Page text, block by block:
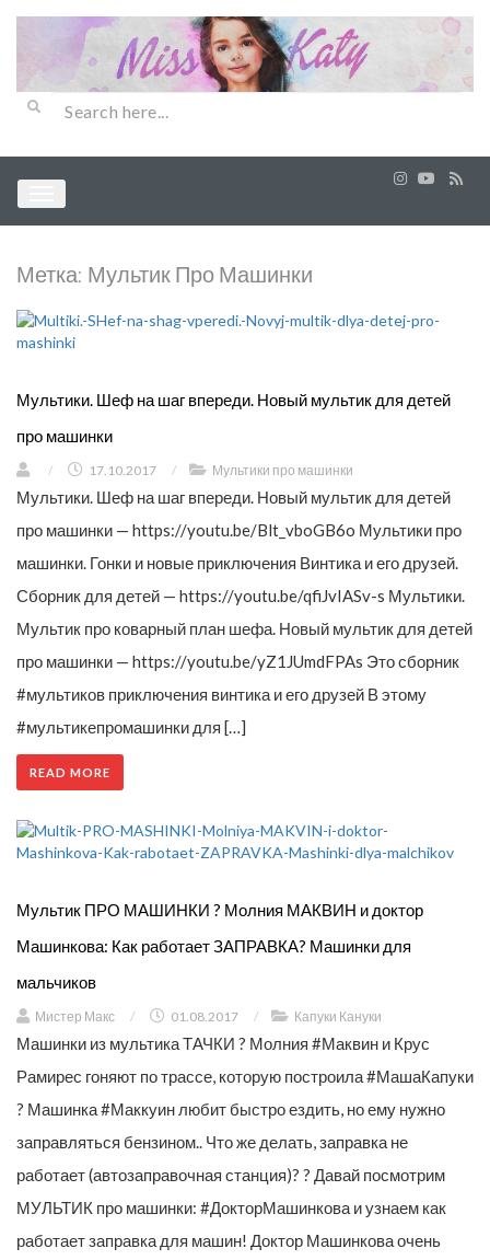
Метка: Мультик Про Машинки
Мультики. Шеф на шаг впереди. Новый мультик для детей
про машинки
/ 17.10.2017 / Мультики про машинки
Мультики. Шеф на шаг впереди. Новый мультик для детей
про машинки — https://youtu.be/Blt_vboGB6o Мультики про
машинки. Гонки и новые приключения Винтика и его друзей.
Сборник для детей — https://youtu.be/qfiJvIASv-s Мультики.
Мультик про коварный план шефа. Новый мультик для детей
про машинки — https://youtu.be/yZ1JUmdFPAs Это сборник
#мультиков приключения винтика и его друзей В этому
#мультикепромашинки для […]
READ MORE
Мультик ПРО МАШИНКИ ? Молния МАКВИН и доктор
Машинкова: Как работает ЗАПРАВКА? Машинки для
мальчиков
Мистер Макс / 01.08.2017 / Капуки Кануки
Машинки из мультика ТАЧКИ ? Молния #Маквин и Крус
Рамирес гоняют по трассе, которую построила #МашаКапуки
? Машинка #Маккуин любит быстро ездить, но ему нужно
заправляться бензином.. Что же делать, заправка не
работает (автозаправочная станция)? ? Давай посмотрим
МУЛЬТИК про машинки: #ДокторМашинкова и узнаем как
работает заправка для машин! Доктор Машинкова очень